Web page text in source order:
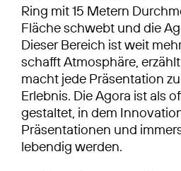
Ring mit 15 Metern
Fläche schwebt und die
Dieser Bereich ist weit
schafft Atmosphäre,
macht jede Präsentation
Erlebnis. Die Agora ist als
gestaltet, in dem
Präsentationen und
lebendig werden.